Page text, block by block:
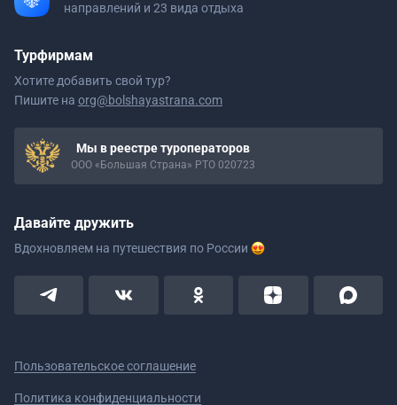
направлений и 23 вида отдыха
Турфирмам
Хотите добавить свой тур?
Пишите на org@bolshayastrana.com
Мы в реестре туроператоров
ООО «Большая Страна» РТО 020723
Давайте дружить
Вдохновляем на путешествия по России
Пользовательское соглашение
Политика конфиденциальности